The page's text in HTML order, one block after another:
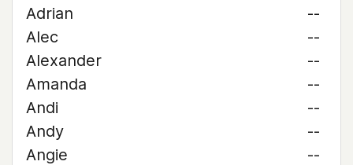
Adrian
--
Alec
--
Alexander
--
Amanda
--
Andi
--
Andy
--
Angie
--